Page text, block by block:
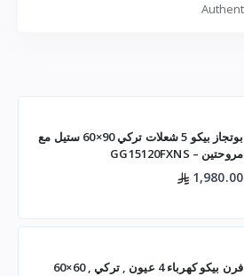
بوتجاز بيكو 5 شعلات تركي 90×60 ستيل مع
مروحتين – GG15120FXNS
1,980.00
فرن بيكو كهرباء 4 عيون , تركي , 60×60